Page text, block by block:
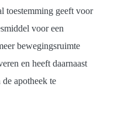
toestemming geeft voor
voor een
bewegingsruimte
en heeft daarnaast
apotheek te